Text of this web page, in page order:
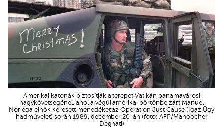
Amerikai katonák biztosítják a terepet Vatikán panamavárosi
nagykövetségénél, ahol a végül amerikai börtönbe zárt Manuel
Noriega elnök keresett menedéket az Operation Just Cause (Igaz Ügy
hadművelet) során 1989. december 20-án (fotó: AFP/Manoocher
Deghati)